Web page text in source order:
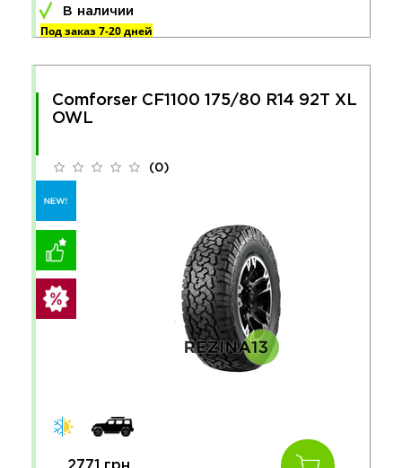
В наличии
Под заказ 7-20 дней
Comforser CF1100 175/80 R14 92T XL
OWL
(0)